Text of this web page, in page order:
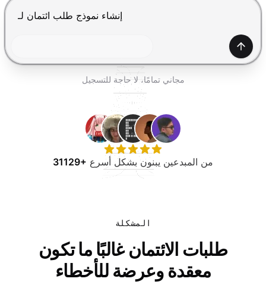
تسجيل الدخول
إنشاء
مجاني تمامًا، لا حاجة للتسجيل
31129+ من المبدعين يبنون بشكل أسرع
المشكلة
طلبات الائتمان غالبًا ما تكون
معقدة وعرضة للأخطاء